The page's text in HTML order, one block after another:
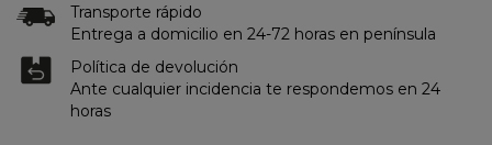
Transporte rápido
Entrega a domicilio en 24-72 horas en península
Política de devolución
Ante cualquier incidencia te respondemos en 24
horas